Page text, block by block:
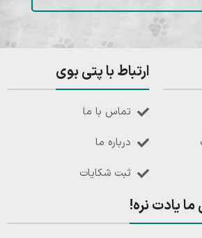
ارتباط با پتی بوی
تماس با ما
درباره ما
ثبت شکایات
یادت نره!